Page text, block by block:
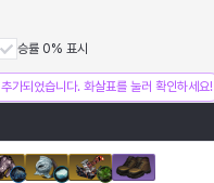
승률 0% 표시
가되었습니다. 화살표를 눌러 확인하세요!